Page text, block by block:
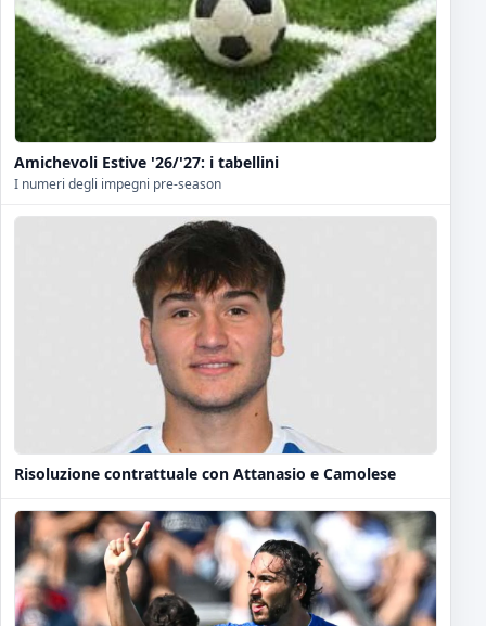
Amichevoli Estive '26/'27: i tabellini
I numeri degli impegni pre-season
Risoluzione contrattuale con Attanasio e Camolese